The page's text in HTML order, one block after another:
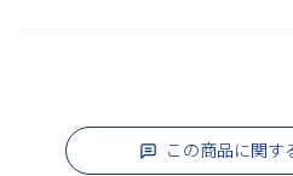
この商品に関す